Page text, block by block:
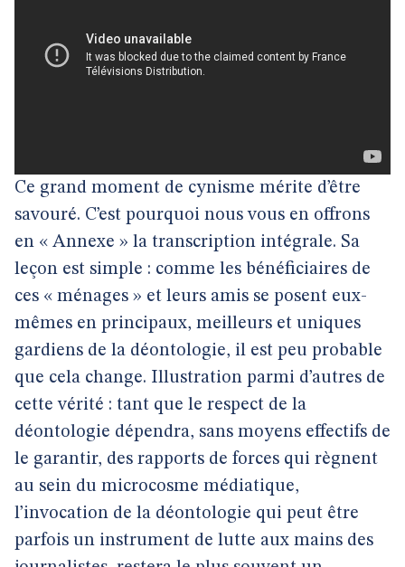
Ce grand moment de cynisme mérite d’être
savouré. C’est pourquoi nous vous en offrons
en « Annexe » la transcription intégrale. Sa
leçon est simple : comme les bénéficiaires de
ces « ménages » et leurs amis se posent eux-
mêmes en principaux, meilleurs et uniques
gardiens de la déontologie, il est peu probable
que cela change. Illustration parmi d’autres de
cette vérité : tant que le respect de la
déontologie dépendra, sans moyens effectifs de
le garantir, des rapports de forces qui règnent
au sein du microcosme médiatique,
l’invocation de la déontologie qui peut être
parfois un instrument de lutte aux mains des